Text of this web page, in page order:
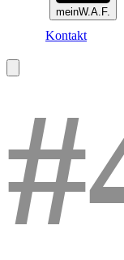
meinW.A.F.
Kontakt